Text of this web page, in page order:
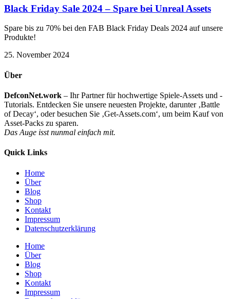
Black Friday Sale 2024 – Spare bei Unreal Assets
Spare bis zu 70% bei den FAB Black Friday Deals 2024 auf unsere
Produkte!
25. November 2024
Über
DefconNet.work – Ihr Partner für hochwertige Spiele-Assets und -
Tutorials. Entdecken Sie unsere neuesten Projekte, darunter ‚Battle
of Decay‘, oder besuchen Sie ‚Get-Assets.com‘, um beim Kauf von
Asset-Packs zu sparen.
Das Auge isst nunmal einfach mit.
Quick Links
Home
Über
Blog
Shop
Kontakt
Impressum
Datenschutzerklärung
Home
Über
Blog
Shop
Kontakt
Impressum